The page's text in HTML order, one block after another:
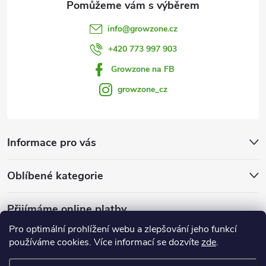
Pro optimální prohlížení webu a zlepšování jeho funkcí
používáme cookies. Více informací se dozvítezde.
info@growzone.cz
+420 773 997 903
Growzone na FB
growzone_cz
Informace pro vás
Oblíbené kategorie
Přijímáme online platby